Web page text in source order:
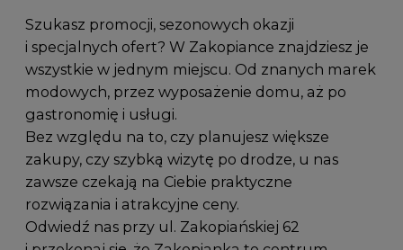
Szukasz promocji, sezonowych okazji
i specjalnych ofert? W Zakopiance znajdziesz je
wszystkie w jednym miejscu. Od znanych marek
modowych, przez wyposażenie domu, aż po
gastronomię i usługi.
Bez względu na to, czy planujesz większe
zakupy, czy szybką wizytę po drodze, u nas
zawsze czekają na Ciebie praktyczne
rozwiązania i atrakcyjne ceny.
Odwiedź nas przy ul. Zakopiańskiej 62